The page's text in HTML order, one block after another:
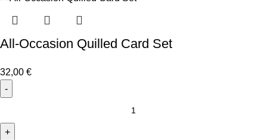
All-Occasion Quilled Card Set
32,00 €